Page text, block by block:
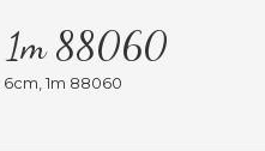
1m 88060
1m 88060